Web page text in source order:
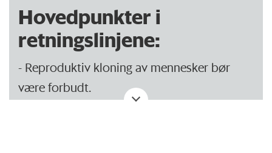
Hovedpunkter i
retningslinjene:
- Reproduktiv kloning av mennesker bør
være forbudt.